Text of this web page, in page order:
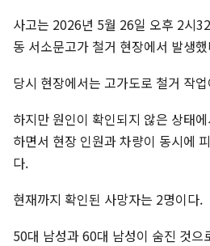
사고는 2026년 5월 26일 오후 2시
동 서소문고가 철거 현장에서 발생
당시 현장에서는 고가도로 철거 작
하지만 원인이 확인되지 않은 상태
하면서 현장 인원과 차량이 동시에
다.
현재까지 확인된 사망자는 2명이다.
50대 남성과 60대 남성이 숨진 것으